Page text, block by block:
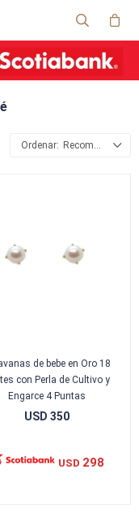
Recomendados
de bebe en Oro 18
con Perla de Cultivo y
Engarce 4 Puntas
USD 350
USD 298